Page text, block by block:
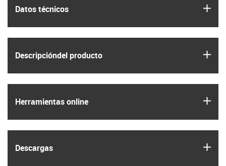
Datos técnicos
Descripción­del producto
Herramientas online
Descargas